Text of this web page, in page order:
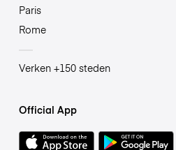
Paris
Rome
Verken +150 steden
Official App